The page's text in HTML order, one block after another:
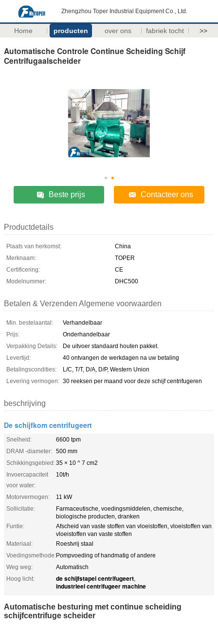
Zhengzhou Toper Industrial Equipment Co., Ltd.
Home producten over ons fabriek tocht >>
Automatische Controle Continue Scheiding Schijf
Centrifugaalscheider
Beste prijs Contacteer ons
Productdetails
Plaats van herkomst:
China
Merknaam:
TOPER
Certificering:
CE
Modelnummer:
DHC500
Betalen & Verzenden Algemene voorwaarden
Min. bestelaantal:
Verhandelbaar
Prijs:
Onderhandelbaar
Verpakking Details:
De uitvoer standaard houten pakket.
Levertijd:
40 ontvangen de werkdagen na uw betaling
Betalingscondities:
L/C, T/T, D/A, D/P, Western Union
Levering vermogen: 30 reeksen per maand voor deze schijf centrifugeren
beschrijving
De schijfkom centrifugeert
Snelheid:
6600 tpm
DRAM -diameter: 500 mm
Schikkingsgebied:35 × 10 ^ 7 cm2
Invoercapaciteit
voor water:
10t/h
Motorvermogen:
11 kW
Sollicitatie:
Farmaceutische, voedingsmiddelen, chemische,
biologische producten, dranken
Funtie:
Afscheid van vaste stoffen van vloeistoffen, vloeistoffen van
vloeistoffen van vaste stoffen
Materiaal:
Roestvrij staal
Voedingsmethode:Pompvoeding of handmatig of andere
Weg weg:
Automatisch
Hoog licht:
de schijfstapel centrifugeert,
industrieel centrifugeer machine
Automatische besturing met continue scheiding
schijfcentrifuge scheider